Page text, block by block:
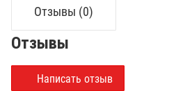
Отзывы (0)
Отзывы
Написать отзыв